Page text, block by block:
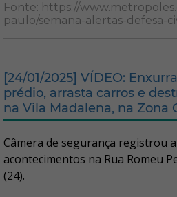
Fonte: https://
paulo/semana-alertas-defesa-
[24/01/2025] VÍDEO:
prédio, arrasta carros e
na Vila Madalena, na Zona
Câmera de segurança registrou
acontecimentos na Rua Romeu
(24).